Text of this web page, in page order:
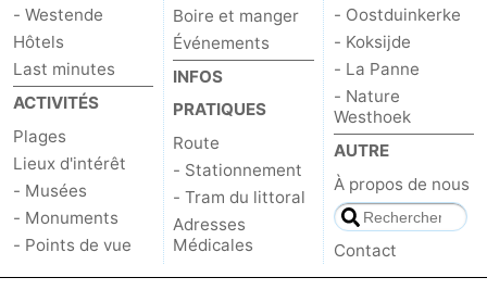
- Westende
Hôtels
Last minutes
ACTIVITÉS
Plages
Lieux d'intérêt
- Musées
- Monuments
- Points de vue
Boire et manger
Événements
INFOS
PRATIQUES
Route
- Stationnement
- Tram du littoral
Adresses
Médicales
- Oostduinkerke
- Koksijde
- La Panne
- Nature
Westhoek
AUTRE
À propos de nous
Contact